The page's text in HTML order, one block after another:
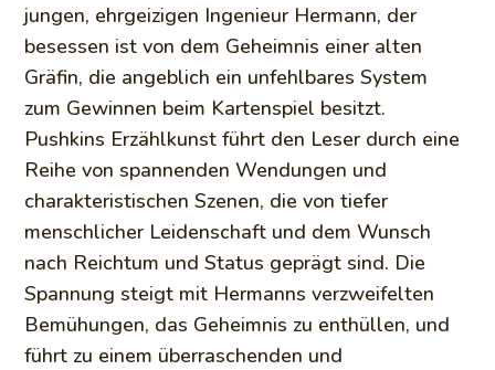
jungen, ehrgeizigen Ingenieur Hermann, der
besessen ist von dem Geheimnis einer alten
Gräfin, die angeblich ein unfehlbares System
zum Gewinnen beim Kartenspiel besitzt.
Pushkins Erzählkunst führt den Leser durch eine
Reihe von spannenden Wendungen und
charakteristischen Szenen, die von tiefer
menschlicher Leidenschaft und dem Wunsch
nach Reichtum und Status geprägt sind. Die
Spannung steigt mit Hermanns verzweifelten
Bemühungen, das Geheimnis zu enthüllen, und
führt zu einem überraschenden und